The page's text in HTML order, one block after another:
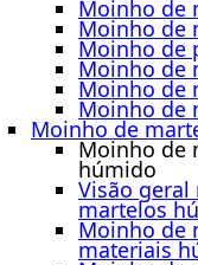
Moinho de
Moinho de
Moinho de
Moinho de
Moinho de
Moinho de
Moinho de
Moinho de
húmido
Visão
martelos
Moinho de
materiais